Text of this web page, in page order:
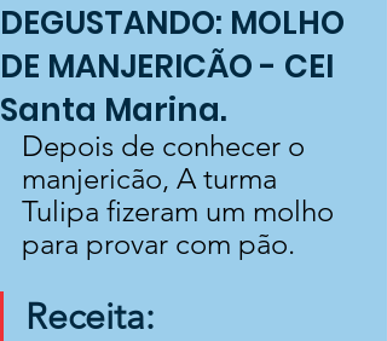
DEGUSTANDO: MOLHO
DE MANJERICÃO - CEI
Santa Marina.
Depois de conhecer o
manjericão, A turma
Tulipa fizeram um molho
para provar com pão.
Receita: